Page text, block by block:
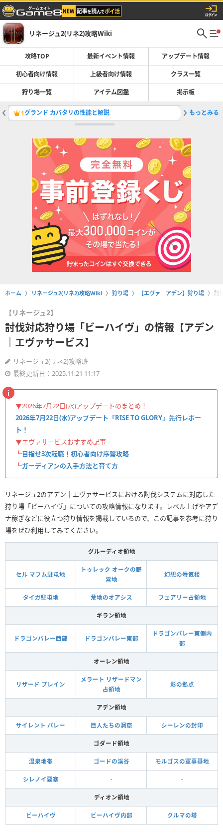
リネージュ2(リネ2)攻略Wiki
攻略TOP 最新イベント情報 アップデート情報
初心者向け情報 上級者向け情報 クラス一覧
狩り場一覧 アイテム図鑑 掲示板
1グランド カバタリの性能と解説 2パーテ
もっとみる
ホーム リネージュ2(リネ2)攻略Wiki 狩り場 【エヴァ｜アデン】狩り場 討
【リネージュ2】
討伐対応狩り場「ビーハイヴ」の情報【アデン
｜エヴァサービス】
リネージュ2(リネ2)攻略班
最終更新日：2025.11.21 11:17
▼2026年7月22日(水)アップデートのまとめ！
2026年7月22日(水)アップデート「RISE TO GLORY」先行レポー
ト！
▼エヴァサービスおすすめ記事
┗目指せ3次転職！初心者向け序盤攻略
┗ガーディアンの入手方法と育て方
リネージュ2のアデン｜エヴァサービスにおける討伐システムに対応した
狩り場「ビーハイヴ」についての攻略情報になります。レベル上げやアデ
ナ稼ぎなどに役立つ狩り情報を掲載しているので、この記事を参考に狩り
場をぜひ利用してみてください。
グルーディオ領地
セル マフム駐屯地
トゥレック オークの野
営地
幻想の蜃気楼
タイガ駐屯地 荒地のオアシス フェアリー占領地
ギラン領地
ドラゴンバレー西部 ドラゴンバレー東部
ドラゴンバレー東側内
部
オーレン領地
リザード プレイン
メラート リザードマン
占領地
影の拠点
アデン領地
サイレント バレー 巨人たちの洞窟 シーレンの封印
ゴダード領地
温泉地帯 ゴードの渓谷 モルゴスの軍事基地
シレノイ要塞 - -
ディオン領地
ビーハイヴ ビーハイヴ内部 クルマの塔